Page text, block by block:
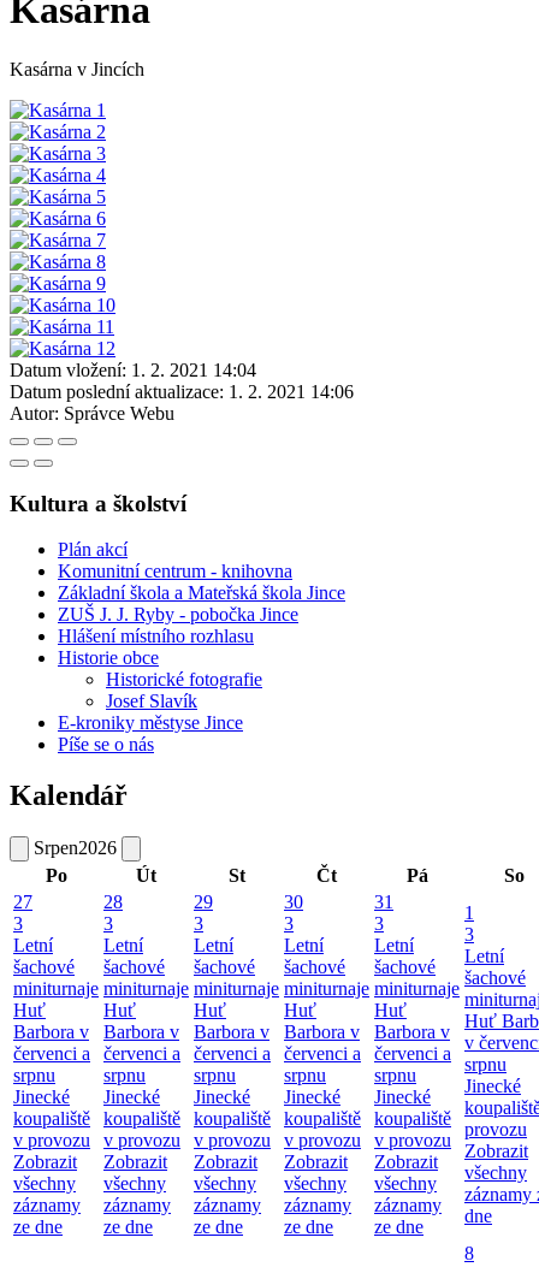
Kasárna
Kasárna v Jincích
Datum vložení: 1. 2. 2021 14:04
Datum poslední aktualizace: 1. 2. 2021 14:06
Autor: Správce Webu
Kultura a školství
Plán akcí
Komunitní centrum - knihovna
Základní škola a Mateřská škola Jince
ZUŠ J. J. Ryby - pobočka Jince
Hlášení místního rozhlasu
Historie obce
Historické fotografie
Josef Slavík
E-kroniky městyse Jince
Píše se o nás
Kalendář
Srpen2026
Po
Út St Čt Pá
So
27
3
Letní
šachové
miniturnaje
Huť
Barbora v
červenci a
srpnu
Jinecké
koupaliště
v provozu
Zobrazit
všechny
záznamy
ze dne
28
3
Letní
šachové
miniturnaje
Huť
Barbora v
červenci a
srpnu
Jinecké
koupaliště
v provozu
Zobrazit
všechny
záznamy
ze dne
29
3
Letní
šachové
miniturnaje
Huť
Barbora v
červenci a
srpnu
Jinecké
koupaliště
v provozu
Zobrazit
všechny
záznamy
ze dne
30
3
Letní
šachové
miniturnaje
Huť
Barbora v
červenci a
srpnu
Jinecké
koupaliště
v provozu
Zobrazit
všechny
záznamy
ze dne
31
3
Letní
šachové
miniturnaje
Huť
Barbora v
červenci a
srpnu
Jinecké
koupaliště
v provozu
Zobrazit
všechny
záznamy
ze dne
1
3
Letní
šachové
Huť
v
srpnu
Jinecké
provozu
Zobrazit
všechny
záznamy
dne
8